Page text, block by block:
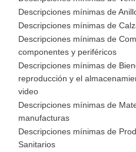
Descripciones mínimas de
Descripciones mínimas de
Descripciones mínimas de
componentes y periféricos
Descripciones mínimas de
reproducción y el
video
Descripciones mínimas de
manufacturas
Descripciones mínimas de
Sanitarios